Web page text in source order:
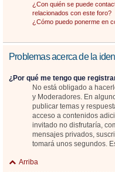
¿Con quién se puede
relacionados con este foro?
¿Cómo puedo ponerme en
Problemas acerca de la
¿Por qué me tengo que
No está obligado a
y Moderadores. En
publicar temas y
acceso a contenidos
invitado no disfrutaría,
mensajes privados,
tomará unos segundos.
Arriba